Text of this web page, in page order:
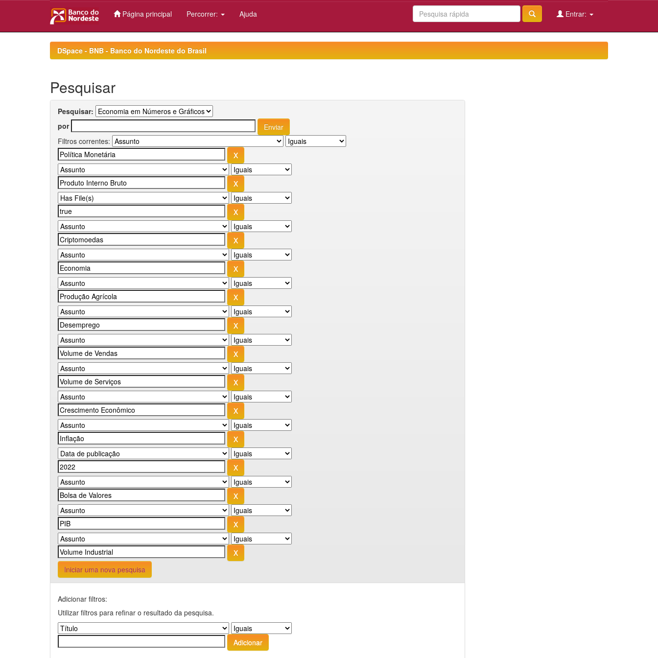
Página principal Percorrer: Ajuda Entrar:
DSpace - BNB - Banco do Nordeste do Brasil
Pesquisar
Pesquisar:
por
Filtros correntes:
Iniciar uma nova pesquisa
Adicionar filtros:
Utilizar filtros para refinar o resultado da pesquisa.